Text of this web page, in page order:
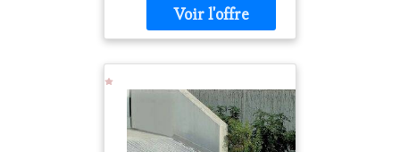
fixe encombre plus
qu'elle ne rend service.
pour l'usage
inverse elle se plie, se
range dans un coin, et
ressort seulem...